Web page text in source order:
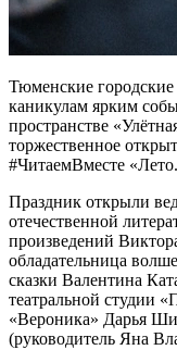
Тюменские
каникулам ярким
пространстве
торжественное
#ЧитаемВместе
Праздник открыли
отечественной
произведений
обладательница
сказки Валентина
театральной студии
«Вероника» Дарья
(руководитель Яна